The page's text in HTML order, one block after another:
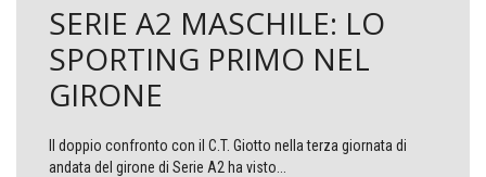
SERIE A2 MASCHILE: LO
SPORTING PRIMO NEL
GIRONE
Il doppio confronto con il C.T. Giotto nella terza giornata di
andata del girone di Serie A2 ha visto...